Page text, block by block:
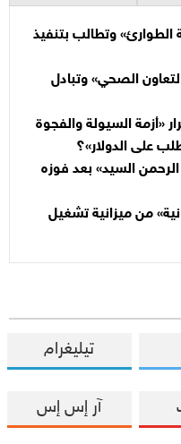
الطوارئ» وتطالب بتنفيذ
الصحي» وتبادل
«أزمة السيولة والفجوة
على الدولار»؟
السيد» بعد فوزه
من ميزانية تشغيل
تيليغرام
آر إس إس